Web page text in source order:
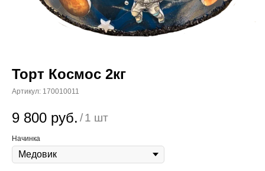
Торт Космос 2кг
Артикул: 170010011
9 800 руб. /1 шт
Начинка